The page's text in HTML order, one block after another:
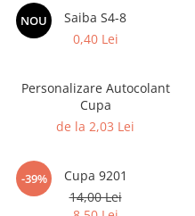
NOU
Saiba S4-8
0,40 Lei
Personalizare Autocolant
Cupa
de la 2,03 Lei
-39%
Cupa 9201
14,00 Lei